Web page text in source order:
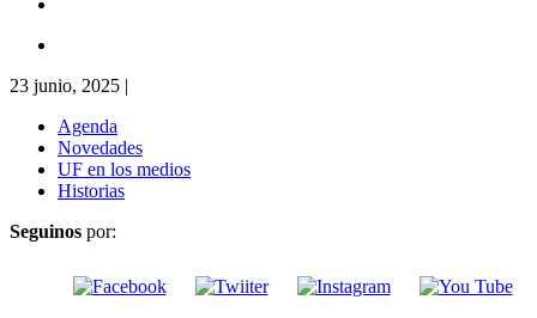
23 junio, 2025 |
Agenda
Novedades
UF en los medios
Historias
Seguinos por: